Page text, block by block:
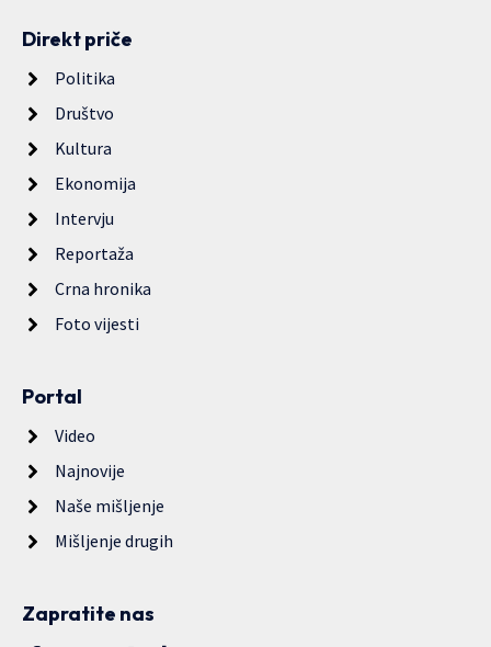
Direkt priče
Politika
Društvo
Kultura
Ekonomija
Intervju
Reportaža
Crna hronika
Foto vijesti
Portal
Video
Najnovije
Naše mišljenje
Mišljenje drugih
Zapratite nas